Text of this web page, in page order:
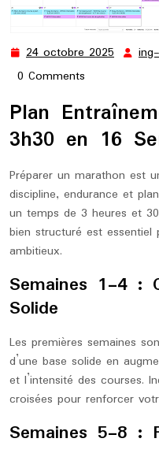
24 octobre 2025 24
0 Comments
Plan
3h30 en 16
Préparer un marathon est
discipline, endurance et
un temps de 3 heures et
bien structuré est
ambitieux.
Semaines 1-4 :
Solide
Les premières semaines
d’une base solide en
et l’intensité des courses.
croisées pour renforcer
Semaines 5-8 :